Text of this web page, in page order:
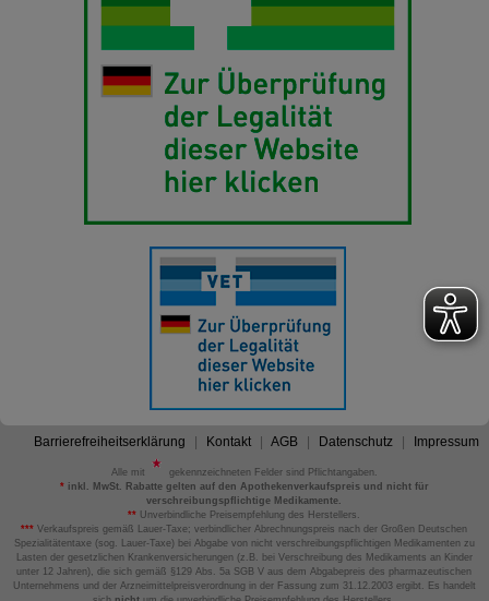
Barrierefreiheitserklärung Kontakt AGB Datenschutz Impressum
Alle mit
gekennzeichneten Felder sind Pflichtangaben.
*inkl. MwSt. Rabatte gelten auf den Apothekenverkaufspreis und nicht für
verschreibungspflichtige Medikamente.
** Unverbindliche Preisempfehlung des Herstellers.
*** Verkaufspreis gemäß Lauer-Taxe; verbindlicher Abrechnungspreis nach der Großen Deutschen
Spezialitätentaxe (sog. Lauer-Taxe) bei Abgabe von nicht verschreibungspflichtigen Medikamenten zu
Lasten der gesetzlichen Krankenversicherungen (z.B. bei Verschreibung des Medikaments an Kinder
unter 12 Jahren), die sich gemäß §129 Abs. 5a SGB V aus dem Abgabepreis des pharmazeutischen
Unternehmens und der Arzneimittelpreisverordnung in der Fassung zum 31.12.2003 ergibt. Es handelt